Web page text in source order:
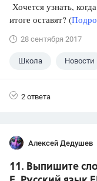
Хочется узнать,
итоге оставят? (
28 сентября 2017
Школа Новости
2 ответа
Алексей Дедушев
11. Выпишите